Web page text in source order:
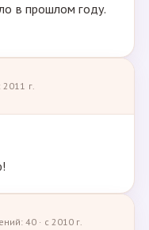
в прошлом году.
2011 г.
40 · с 2010 г.